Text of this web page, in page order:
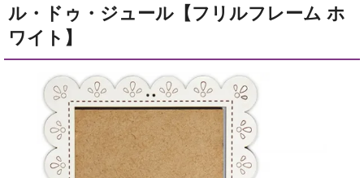
ル・ドゥ・ジュール【フリルフレーム ホ
ワイト】